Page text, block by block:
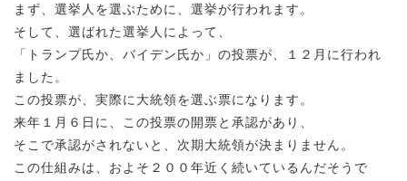
まず、選挙人を選ぶために、選挙が行われます。
そして、選ばれた選挙人によって、
「トランプ氏か、バイデン氏か」の投票が、１２月に行われ
ました。
この投票が、実際に大統領を選ぶ票になります。
来年１月６日に、この投票の開票と承認があり、
そこで承認がされないと、次期大統領が決まりません。
この仕組みは、およそ２００年近く続いているんだそうで